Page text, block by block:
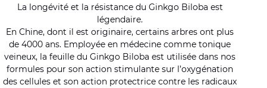
La longévité et la résistance du Ginkgo Biloba est
légendaire.
En Chine, dont il est originaire, certains arbres ont plus
de 4000 ans. Employée en médecine comme tonique
veineux, la feuille du Ginkgo Biloba est utilisée dans nos
formules pour son action stimulante sur l’oxygénation
des cellules et son action protectrice contre les radicaux